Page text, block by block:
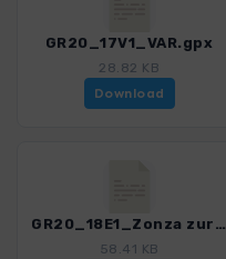
GR20_17V1_VAR.gpx
28.82 KB
Download
GR20_18E1_Zonza zur Bavella.gpx
58.41 KB